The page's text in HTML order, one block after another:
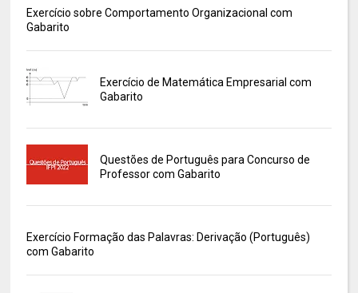
Exercício sobre Comportamento Organizacional com
Gabarito
Exercício de Matemática Empresarial com
Gabarito
Questões de Português para Concurso de
Professor com Gabarito
Exercício Formação das Palavras: Derivação (Português)
com Gabarito